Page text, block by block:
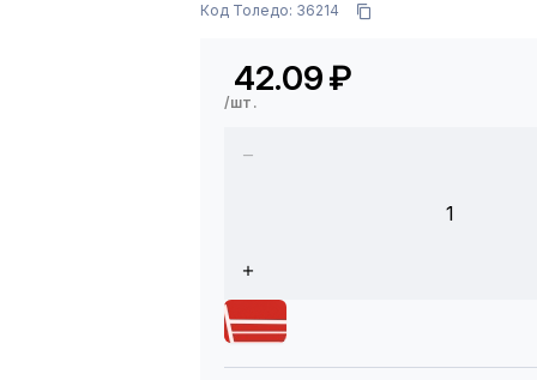
Код Толедо: 36214
42.09₽
/шт.
1